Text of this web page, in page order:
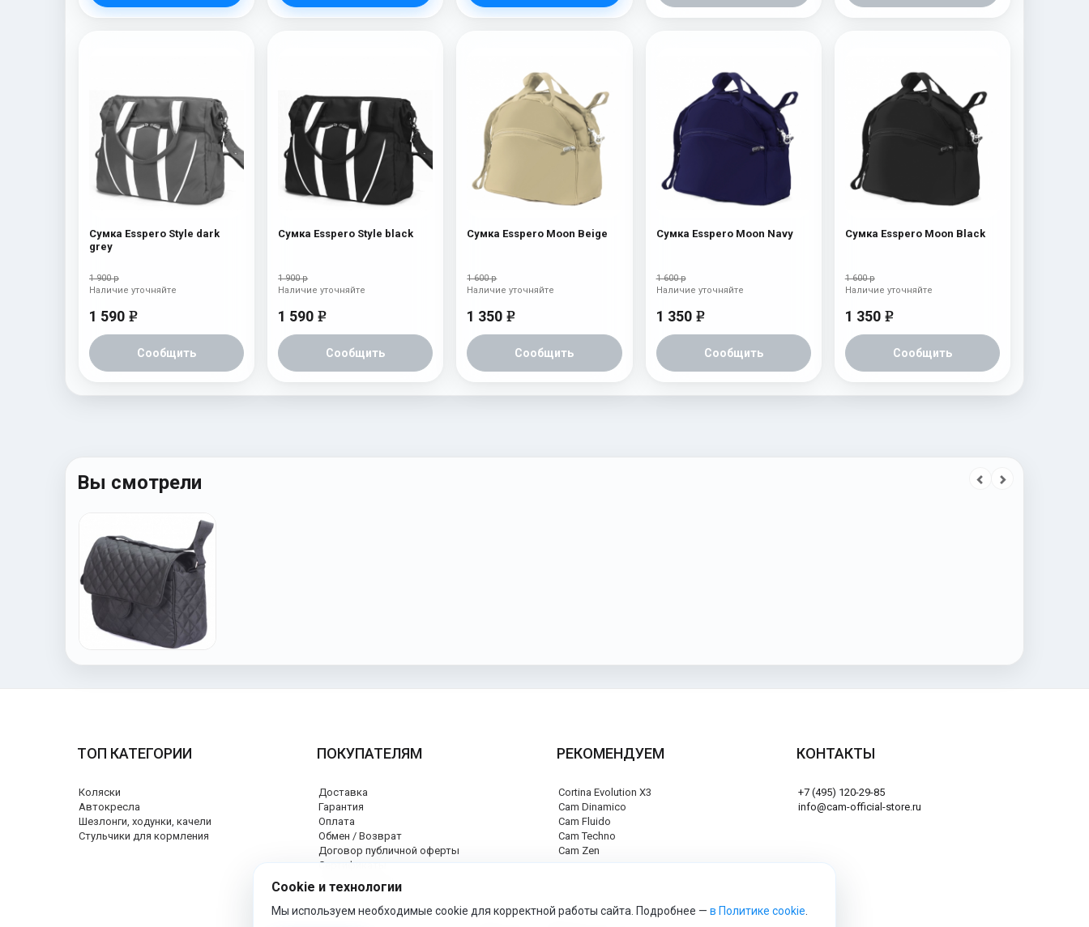
Сумка Esspero Style dark
grey
1 900 р
1 590 e
Сообщить
Наличие уточняйте
Сумка Esspero Style black
1 900 р
1 590 e
Сообщить
Наличие уточняйте
Сумка Esspero Moon Beige
1 600 р
1 350 e
Сообщить
Наличие уточняйте
Сумка Esspero Moon Navy
1 600 р
1 350 e
Сообщить
Наличие уточняйте
Сумка Esspero Moon Black
1 600 р
1 350 e
Сообщить
Наличие уточняйте
Вы смотрели
ТОП КАТЕГОРИИ
Коляски
Автокресла
Шезлонги, ходунки, качели
Стульчики для кормления
ПОКУПАТЕЛЯМ
Доставка
Гарантия
Оплата
Обмен / Возврат
Договор публичной оферты
Сертификаты
РЕКОМЕНДУЕМ
Cortina Evolution X3
Cam Dinamico
Cam Fluido
Cam Techno
Cam Zen
КОНТАКТЫ
+7 (495) 120-29-85
info@cam-official-store.ru
Cookie и технологии
Мы используем необходимые cookie для корректной работы сайта. Подробнее — в Политике cookie